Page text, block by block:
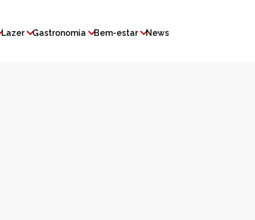
Lazer Gastronomia Bem-estar News